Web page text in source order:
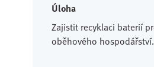
Úloha
Zajistit recyklaci baterií
oběhového hospodářství.